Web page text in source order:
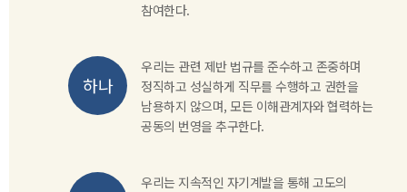
참여한다.
우리는 관련 제반 법규를 준수하고 존중하며
정직하고 성실하게 직무를 수행하고 권한을
남용하지 않으며, 모든 이해관계자와 협력하는
공동의 번영을 추구한다.
우리는 지속적인 자기계발을 통해 고도의